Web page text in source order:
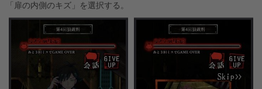
「扉の内側のキズ」を選択する。